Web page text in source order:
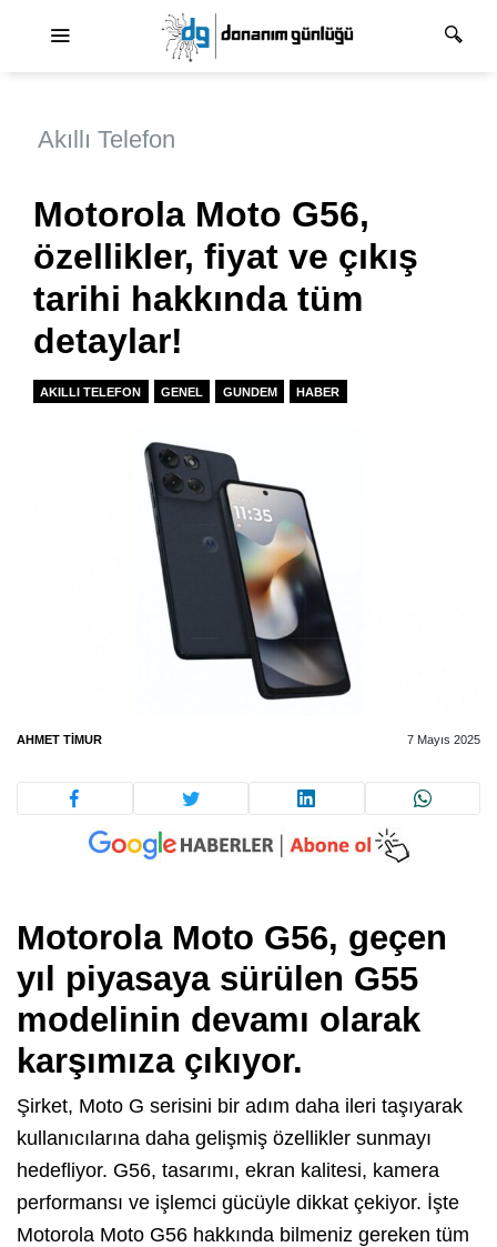
Akıllı Telefon
Motorola Moto G56,
özellikler, fiyat ve çıkış
tarihi hakkında tüm
detaylar!
AKILLI TELEFON GENEL GUNDEM HABER
AHMET TIMUR 7 Mayıs 2025
Motorola Moto G56, geçen
yıl piyasaya sürülen G55
modelinin devamı olarak
karşımıza çıkıyor.
Şirket, Moto G serisini bir adım daha ileri taşıyarak
kullanıcılarına daha gelişmiş özellikler sunmayı
hedefliyor. G56, tasarımı, ekran kalitesi, kamera
performansı ve işlemci gücüyle dikkat çekiyor. İşte
Motorola Moto G56 hakkında bilmeniz gereken tüm